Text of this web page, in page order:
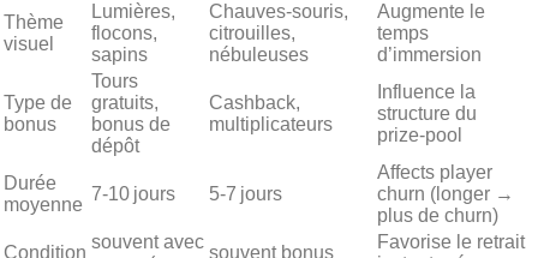
Thème
visuel
Lumières,
flocons,
sapins
Chauves‑souris,
citrouilles,
nébuleuses
Augmente le
temps
d’immersion
Type de
bonus
Tours
gratuits,
bonus de
dépôt
Cashback,
multiplicateurs
Influence la
structure du
prize‑pool
Durée
moyenne
7‑10 jours 5‑7 jours
Affects player
churn (longer →
plus de churn)
Condition
souvent avec
souvent bonus
Favorise le retrait